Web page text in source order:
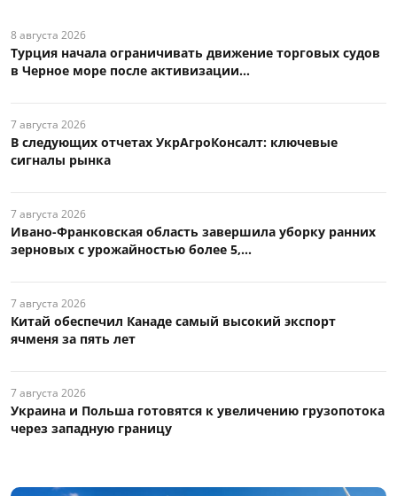
8 августа 2026
Турция начала ограничивать движение торговых судов
в Черное море после активизации...
7 августа 2026
В следующих отчетах УкрАгроКонсалт: ключевые
сигналы рынка
7 августа 2026
Ивано-Франковская область завершила уборку ранних
зерновых с урожайностью более 5,...
7 августа 2026
Китай обеспечил Канаде самый высокий экспорт
ячменя за пять лет
7 августа 2026
Украина и Польша готовятся к увеличению грузопотока
через западную границу